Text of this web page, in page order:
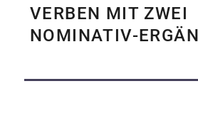
VERBEN MIT ZWEI
NOMINATIV-